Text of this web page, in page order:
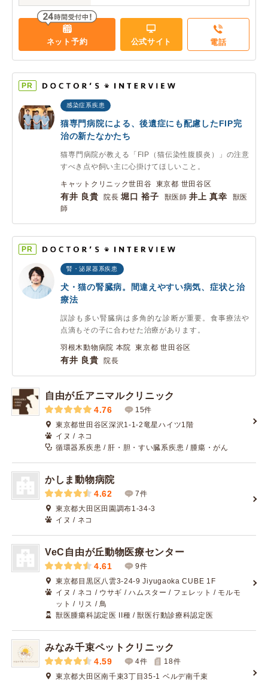
ネット予約 公式サイト 電話
PR
感染症系疾患
猫専門病院による、後遺症にも配慮したFIP完
治の新たなかたち
猫専門病院が教える「FIP（猫伝染性腹膜炎）」の注意
すべき点や飼い主に心掛けてほしいこと。
キャットクリニック世田谷 東京都 世田谷区
有井 良貴 院長堀口 裕子 獣医師井上 真幸
獣医
師
PR
腎・泌尿器系疾患
犬・猫の腎臓病。間違えやすい病気、症状と治
療法
誤診も多い腎臓病は多角的な診断が重要。食事療法や
点滴もその子に合わせた治療があります。
羽根木動物病院 本院 東京都 世田谷区
有井 良貴 院長
自由が丘アニマルクリニック
4.76
15件
東京都世田谷区深沢1-1-2竜星ハイツ1階
イヌ / ネコ
循環器系疾患 / 肝・胆・すい臓系疾患 / 腫瘍・がん
かしま動物病院
4.62
7件
東京都大田区田園調布1-34-3
イヌ / ネコ
VeC自由が丘動物医療センター
4.61
9件
東京都目黒区八雲3-24-9 Jiyugaoka CUBE 1F
イヌ / ネコ / ウサギ / ハムスター / フェレット / モルモ
ット / リス / 鳥
獣医腫瘍科認定医 II種 / 獣医行動診療科認定医
みなみ千束ペットクリニック
4.59 4件 18件
東京都大田区南千束3丁目35-1 ベルデ南千束